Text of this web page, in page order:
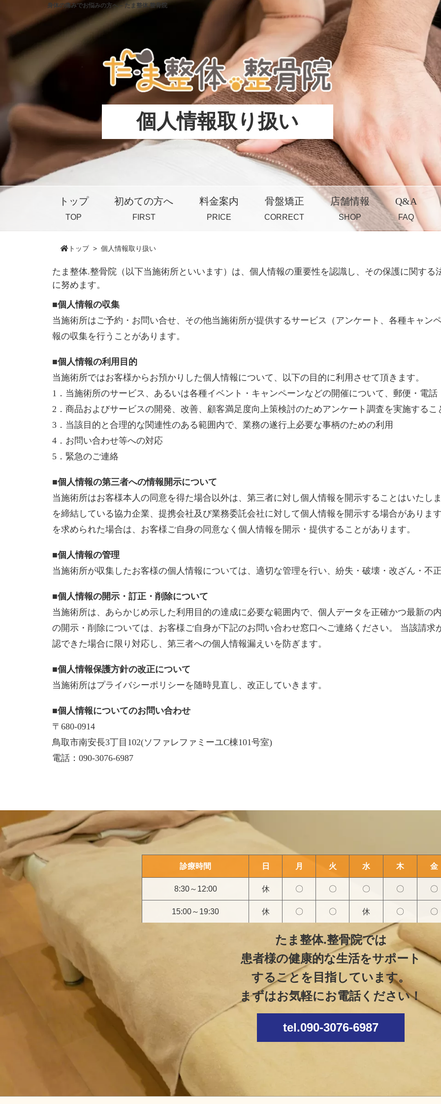
トップ
TOP
初めての方へ
FIRST
料金案内
PRICE
骨盤矯正
CORRECT
店舗情報
SHOP
Q&A
FAQ
身体の痛みでお悩みの方へ – たま整体.整骨院
個人情報取り扱い
トップ > 個人情報取り扱い
たま整体.整骨院（以下当施術所といいます）は、個人情報の重要性を認識し、その保護に関す
に努めます。
■個人情報の収集
当施術所はご予約・お問い合せ、その他当施術所が提供するサービス（アンケート、各種キャン
報の収集を行うことがあります。
■個人情報の利用目的
当施術所ではお客様からお預かりした個人情報について、以下の目的に利用させて頂きます。
1．当施術所のサービス、あるいは各種イベント・キャンペーンなどの開催について、郵便・電
2．商品およびサービスの開発、改善、顧客満足度向上策検討のためアンケート調査を実施するこ
3．当該目的と合理的な関連性のある範囲内で、業務の遂行上必要な事柄のための利用
4．お問い合わせ等への対応
5．緊急のご連絡
■個人情報の第三者への情報開示について
当施術所はお客様本人の同意を得た場合以外は、第三者に対し個人情報を開示することはいたし
を締結している協力企業、提携会社及び業務委託会社に対して個人情報を開示する場合がありま
を求められた場合は、お客様ご自身の同意なく個人情報を開示・提供することがあります。
■個人情報の管理
当施術所が収集したお客様の個人情報については、適切な管理を行い、紛失・破壊・改ざん・不
■個人情報の開示・訂正・削除について
当施術所は、あらかじめ示した利用目的の達成に必要な範囲内で、個人データを正確かつ最新の
の開示・削除については、お客様ご自身が下記のお問い合わせ窓口へご連絡ください。 当該請
認できた場合に限り対応し、第三者への個人情報漏えいを防ぎます。
■個人情報保護方針の改正について
当施術所はプライバシーポリシーを随時見直し、改正していきます。
■個人情報についてのお問い合わせ
〒680-0914
鳥取市南安長3丁目102(ソファレファミーユC棟101号室)
電話：090-3076-6987
診療時間 日 月 火 水 木 金
8:30～12:00 休 〇 〇 〇 〇 〇
15:00～19:30 休 〇 〇 休 〇 〇
たま整体.整骨院では
患者様の健康的な生活をサポート
することを目指しています。
まずはお気軽にお電話ください！
tel.090-3076-6987